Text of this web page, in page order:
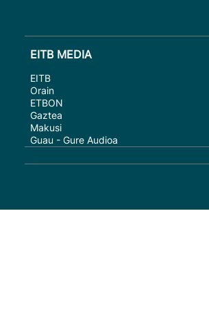
EITB MEDIA
EITB
Orain
ETBON
Gaztea
Makusi
Guau - Gure Audioa